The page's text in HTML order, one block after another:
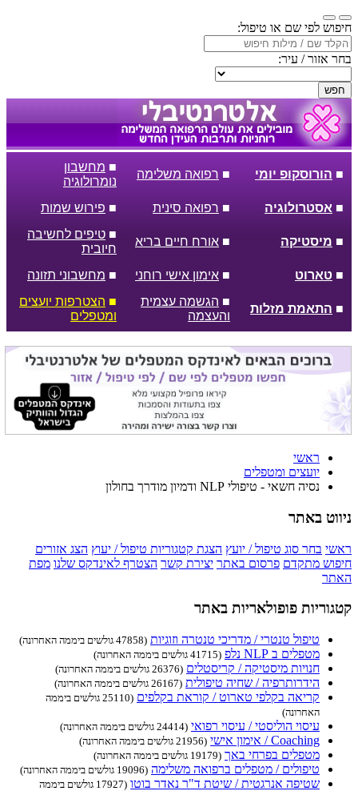
חיפוש לפי שם או טיפול:
בחר אזור / עיר:
חפש
■ הורוסקופ יומי ■ רפואה משלימה
■ מחשבון
נומרולוגיה
■ אסטרולוגיה ■ רפואה סינית ■ פירוש שמות
■ מיסטיקה ■ אורח חיים בריא
■ טיפים לחשיבה
חיובית
■ טארוט ■ אימון אישי רוחני ■ מחשבוני תזונה
■ התאמת מזלות
■ הגשמה עצמית
והעצמה
■ הצטרפות יועצים
ומטפלים
ראשי
יועצים ומטפלים
נסיה חשאי - טיפולי NLP ודמיון מודרך בחולון
ניווט באתר
ראשי בחר סוג טיפול / יועץ הצגת קטגוריות טיפול / יעוץ הצג אזורים
חיפוש מתקדם פרסום באתר יצירת קשר הצטרף לאינדקס שלנו מפת
האתר
קטגוריות פופולאריות באתר
טיפול טנטרי / מדריכי טנטרה וזוגיות (47858 גולשים ביממה האחרונה)
מטפלים ב NLP נלפ (41715 גולשים ביממה האחרונה)
חנויות מיסטיקה / קריסטלים (26376 גולשים ביממה האחרונה)
הידרותרפיה / שחיה טיפולית (26167 גולשים ביממה האחרונה)
קריאה בקלפי טארוט / קוראת בקלפים
(25110 גולשים ביממה
האחרונה)
עיסוי הוליסטי / עיסוי רפואי (24414 גולשים ביממה האחרונה)
Coaching / אימון אישי (21956 גולשים ביממה האחרונה)
מטפלים בפרחי באך (19179 גולשים ביממה האחרונה)
טיפולים / מטפלים ברפואה משלימה (19096 גולשים ביממה האחרונה)
שטיפה אנרגטית / שיטת ד"ר נאדר בוטו
(17927 גולשים ביממה